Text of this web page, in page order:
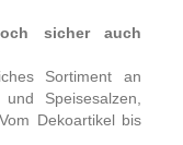
sicher auch
Sortiment an
Speisesalzen,
Dekoartikel bis